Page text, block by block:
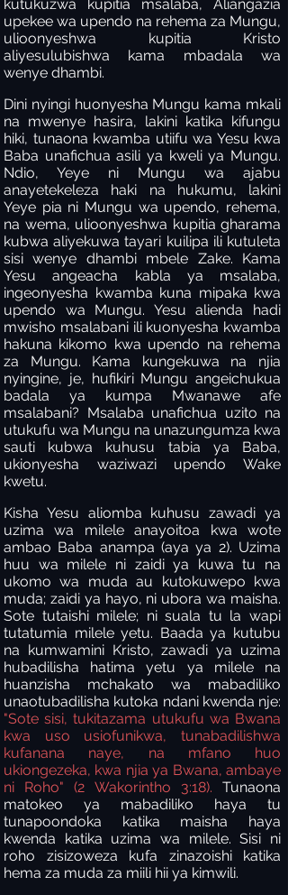
kutukuzwa kupitia msalaba, Aliangazia
upekee wa upendo na rehema za Mungu,
ulioonyeshwa kupitia Kristo
aliyesulubishwa kama mbadala wa
wenye dhambi.
Dini nyingi huonyesha Mungu kama mkali
na mwenye hasira, lakini katika kifungu
hiki, tunaona kwamba utiifu wa Yesu kwa
Baba unafichua asili ya kweli ya Mungu.
Ndio, Yeye ni Mungu wa ajabu
anayetekeleza haki na hukumu, lakini
Yeye pia ni Mungu wa upendo, rehema,
na wema, ulioonyeshwa kupitia gharama
kubwa aliyekuwa tayari kuilipa ili kutuleta
sisi wenye dhambi mbele Zake. Kama
Yesu angeacha kabla ya msalaba,
ingeonyesha kwamba kuna mipaka kwa
upendo wa Mungu. Yesu alienda hadi
mwisho msalabani ili kuonyesha kwamba
hakuna kikomo kwa upendo na rehema
za Mungu. Kama kungekuwa na njia
nyingine, je, hufikiri Mungu angeichukua
badala ya kumpa Mwanawe afe
msalabani? Msalaba unafichua uzito na
utukufu wa Mungu na unazungumza kwa
sauti kubwa kuhusu tabia ya Baba,
ukionyesha waziwazi upendo Wake
kwetu.
Kisha Yesu aliomba kuhusu zawadi ya
uzima wa milele anayoitoa kwa wote
ambao Baba anampa (aya ya 2). Uzima
huu wa milele ni zaidi ya kuwa tu na
ukomo wa muda au kutokuwepo kwa
muda; zaidi ya hayo, ni ubora wa maisha.
Sote tutaishi milele; ni suala tu la wapi
tutatumia milele yetu. Baada ya kutubu
na kumwamini Kristo, zawadi ya uzima
hubadilisha hatima yetu ya milele na
huanzisha mchakato wa mabadiliko
unaotubadilisha kutoka ndani kwenda nje:
"Sote sisi, tukitazama utukufu wa Bwana
kwa uso usiofunikwa, tunabadilishwa
kufanana naye, na mfano huo
ukiongezeka, kwa njia ya Bwana, ambaye
ni Roho" (2 Wakorintho 3:18). Tunaona
matokeo ya mabadiliko haya tu
tunapoondoka katika maisha haya
kwenda katika uzima wa milele. Sisi ni
roho zisizoweza kufa zinazoishi katika
hema za muda za miili hii ya kimwili.